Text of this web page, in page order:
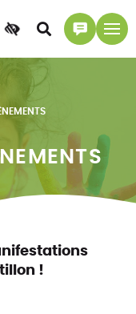
Accessibilité
Accéder
à
la
Accéder
à
!